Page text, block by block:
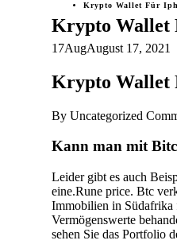
Krypto Wallet Für
Krypto Wallet
17AugAugust 17, 2021
Krypto Wallet
By Uncategorized
Kann man mit
Leider gibt es auch
eine.Rune price. Btc
Immobilien in Südafrika
Vermögenswerte
sehen Sie das Portfolio